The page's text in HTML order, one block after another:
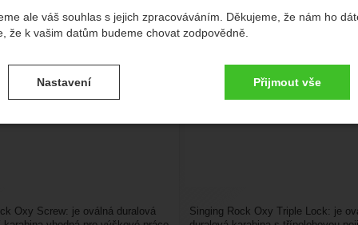
ale váš souhlas s jejich zpracováváním. Děkujeme, že nám ho
že k vašim datům budeme chovat zodpovědně.
souhlasů s kategoriemi cookies
- bez těchto cookies náš web nebude fungovat.
Nastavení Přijmout vše
Oxy Screw: je oválná duralová
Singing Rock Oxy Triple Lock: je